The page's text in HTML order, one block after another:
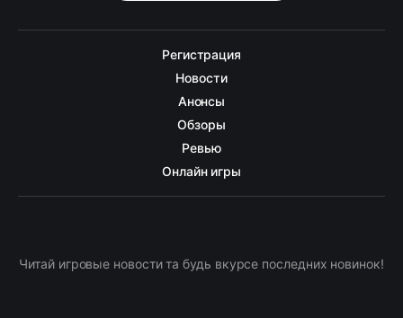
Регистрация
Новости
Анонсы
Обзоры
Ревью
Онлайн игры
Читай игровые новости та будь вкурсе последних новинок!